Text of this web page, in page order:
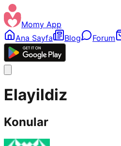
Momy App
Ana Sayfa
Blog Forum
Elayildiz
Konular